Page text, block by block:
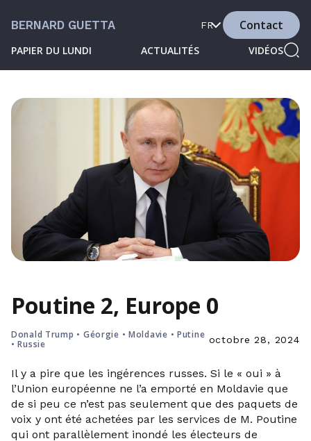
BERNARD GUETTA
PAPIER DU LUNDI ACTUALITÉS VIDÉOS
FR Contact
Poutine 2, Europe 0
Donald Trump • Géorgie •Moldavie • Putine
•Russie octobre 28, 2024
Il y a pire que les ingérences russes. Si le « oui » à
l’Union européenne ne l’a emporté en Moldavie que
de si peu ce n’est pas seulement que des paquets de
voix y ont été achetées par les services de M. Poutine
qui ont parallèlement inondé les électeurs de